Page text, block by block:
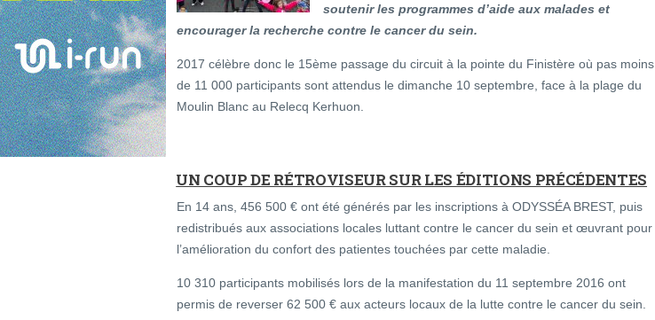
soutenir les programmes d’aide aux malades et
encourager la recherche contre le cancer du sein.
2017 célèbre donc le 15ème passage du circuit à la pointe du Finistère où pas moins
de 11 000 participants sont attendus le dimanche 10 septembre, face à la plage du
Moulin Blanc au Relecq Kerhuon.
UN COUP DE RÉTROVISEUR SUR LES ÉDITIONS PRÉCÉDENTES
En 14 ans, 456 500 € ont été générés par les inscriptions à ODYSSÉA BREST, puis
redistribués aux associations locales luttant contre le cancer du sein et œuvrant pour
l’amélioration du confort des patientes touchées par cette maladie.
10 310 participants mobilisés lors de la manifestation du 11 septembre 2016 ont
permis de reverser 62 500 € aux acteurs locaux de la lutte contre le cancer du sein.